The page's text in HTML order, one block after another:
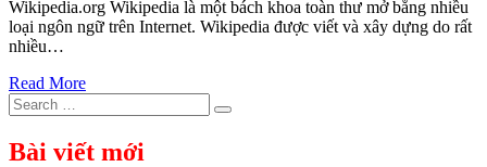
Wikipedia.org Wikipedia là một bách khoa toàn thư mở bằng nhiều
loại ngôn ngữ trên Internet. Wikipedia được viết và xây dựng do rất
nhiều…
Read More
Search
for:
Search
Bài viết mới